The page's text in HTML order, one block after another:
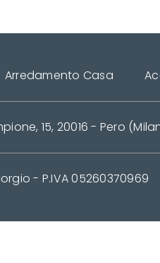
Arredamento Casa
15, 20016 - Pero
- P.IVA 05260370969